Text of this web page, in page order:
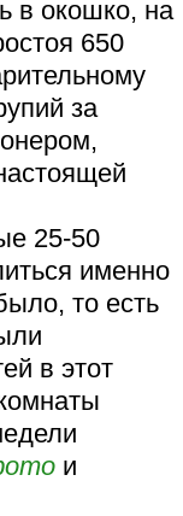
в окошко, на
650
за
25-50
именно
то есть
в этот
и